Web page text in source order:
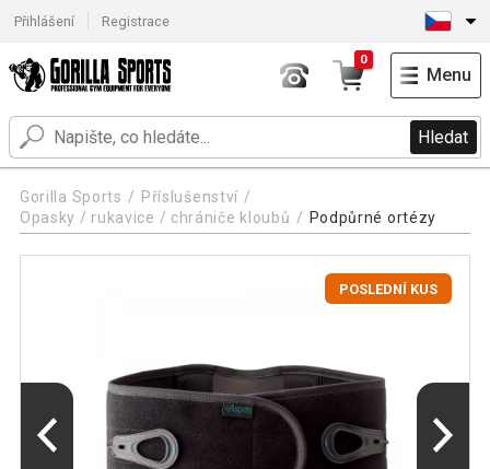
Přihlášení Registrace
Hledat
0
Menu
Gorilla Sports
Příslušenství
Opasky / rukavice / chrániče kloubů
Podpůrné ortézy
POSLEDNÍ KUS